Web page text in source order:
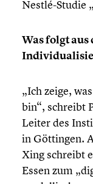
Nestlé-Studie
Was folgt
„Ich zeige,
bin“, schreibt
Leiter des
in Göttingen.
Xing schreibt
Essen zum